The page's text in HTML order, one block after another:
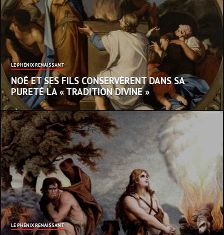
LE PHÉNIX RENAISSANT
NOÉ ET SES FILS CONSERVÈRENT DANS SA
PURETÉ LA « TRADITION DIVINE »
LE PHÉNIX RENAISSANT